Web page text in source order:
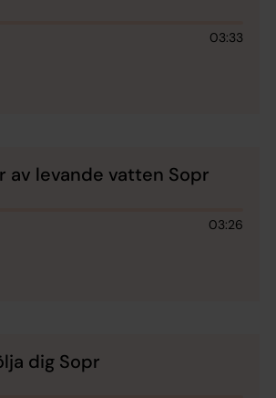
03:33
av levande vatten Sopr
03:26
dig Sopr